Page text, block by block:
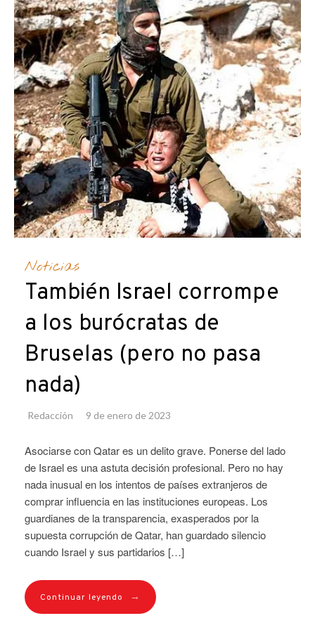
Noticias
También Israel corrompe
a los burócratas de
Bruselas (pero no pasa
nada)
Redacción 9 de enero de 2023
Asociarse con Qatar es un delito grave. Ponerse del lado
de Israel es una astuta decisión profesional. Pero no hay
nada inusual en los intentos de países extranjeros de
comprar influencia en las instituciones europeas. Los
guardianes de la transparencia, exasperados por la
supuesta corrupción de Qatar, han guardado silencio
cuando Israel y sus partidarios […]
Continuar leyendo →